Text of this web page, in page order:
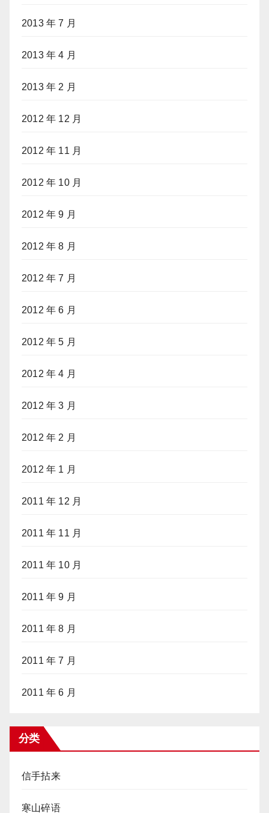
2013 年 7 月
2013 年 4 月
2013 年 2 月
2012 年 12 月
2012 年 11 月
2012 年 10 月
2012 年 9 月
2012 年 8 月
2012 年 7 月
2012 年 6 月
2012 年 5 月
2012 年 4 月
2012 年 3 月
2012 年 2 月
2012 年 1 月
2011 年 12 月
2011 年 11 月
2011 年 10 月
2011 年 9 月
2011 年 8 月
2011 年 7 月
2011 年 6 月
分类
信手拈来
寒山碎语